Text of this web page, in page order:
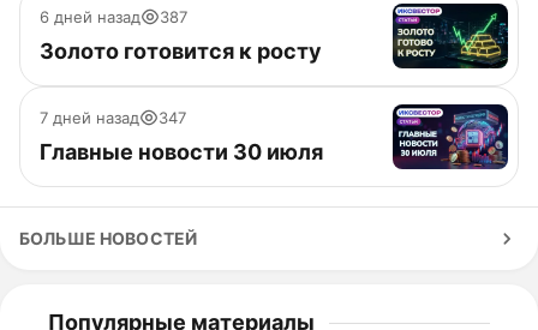
6 дней назад 387
Золото готовится к росту
7 дней назад 347
Главные новости 30 июля
БОЛЬШЕ НОВОСТЕЙ
Популярные материалы